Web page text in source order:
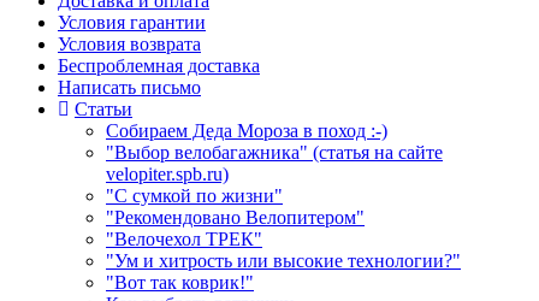
Условия гарантии
Условия возврата
Беспроблемная доставка
Написать письмо
Статьи
Собираем Деда Мороза в поход :-)
"Выбор велобагажника" (статья на сайте
velopiter.spb.ru)
"С сумкой по жизни"
"Рекомендовано Велопитером"
"Велочехол ТРЕК"
"Ум и хитрость или высокие технологии?"
"Вот так коврик!"